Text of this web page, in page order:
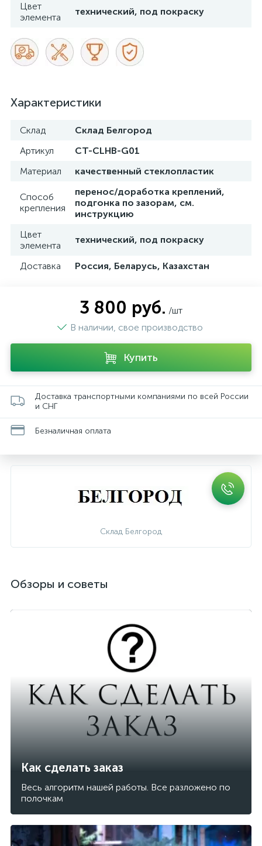
Цвет
элемента
технический, под покраску
Характеристики
Склад
Склад Белгород
Артикул
CT-CLHB-G01
Материал
качественный стеклопластик
Способ
крепления
перенос/доработка креплений,
подгонка по зазорам, см.
инструкцию
Цвет
элемента
технический, под покраску
Доставка Россия, Беларусь, Казахстан
3 800 руб. /шт
В наличии, свое производство
Купить
Доставка транспортными компаниями по всей России
и СНГ
Безналичная оплата
Склад Белгород
Обзоры и советы
Как сделать заказ
Весь алгоритм нашей работы. Все разложено по
полочкам